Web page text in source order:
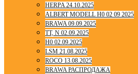
HERPA 24.10.2025
ALBERT MODELL H0 02 09 2025
BRAWA 09.09.2025
TT, N 02.09.2025
H0 02.09.2025
LSM 21.08.2025
ROCO 13.08.2025
BRAWA РАСПРОДАЖА